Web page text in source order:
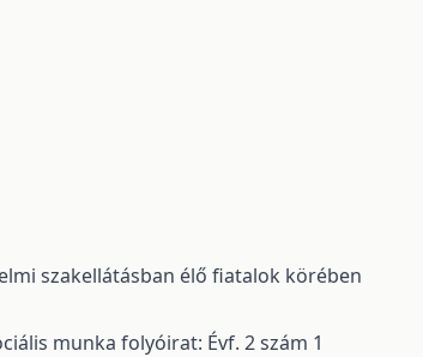
szakellátásban élő fiatalok körében
munka folyóirat: Évf. 2 szám 1